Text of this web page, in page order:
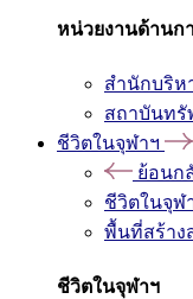
หน่วยงานด้านก
สำนักบริห
สถาบันท
ชีวิตในจุฬาฯ
ย้อนก
ชีวิตในจุฬ
พื้นที่สร้าง
ชีวิตในจุฬาฯ